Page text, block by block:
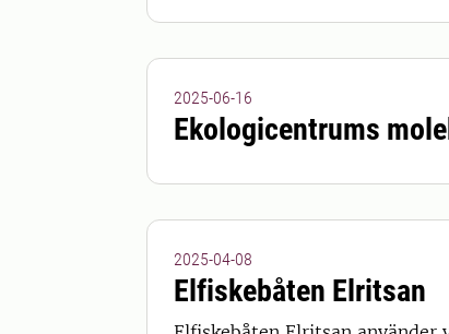
2025-06-16
Ekologicentrums
2025-04-08
Elfiskebåten Elritsan